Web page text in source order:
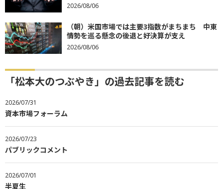
2026/08/06
（朝）米国市場では主要3指数がまちまち 中東
情勢を巡る懸念の後退と好決算が支え
2026/08/06
「松本大のつぶやき」の過去記事を読む
2026/07/31
資本市場フォーラム
2026/07/23
パブリックコメント
2026/07/01
半夏生